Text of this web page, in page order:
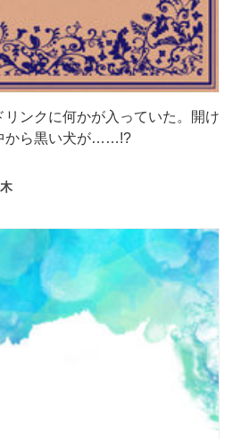
ンクに何かが入っていた。開け
から黒い犬が……!?